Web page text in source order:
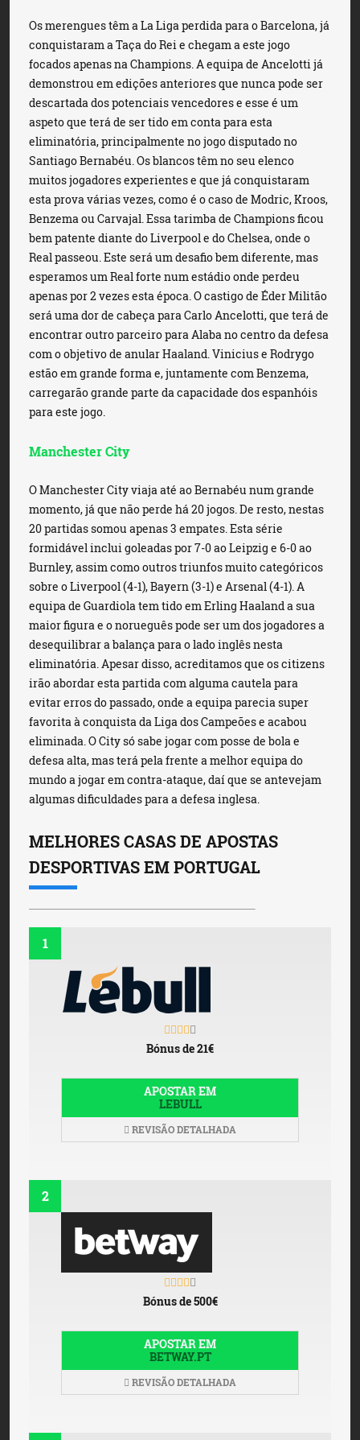
Os merengues têm a La Liga perdida para o Barcelona, já
conquistaram a Taça do Rei e chegam a este jogo
focados apenas na Champions. A equipa de Ancelotti já
demonstrou em edições anteriores que nunca pode ser
descartada dos potenciais vencedores e esse é um
aspeto que terá de ser tido em conta para esta
eliminatória, principalmente no jogo disputado no
Santiago Bernabéu. Os blancos têm no seu elenco
muitos jogadores experientes e que já conquistaram
esta prova várias vezes, como é o caso de Modric, Kroos,
Benzema ou Carvajal. Essa tarimba de Champions ficou
bem patente diante do Liverpool e do Chelsea, onde o
Real passeou. Este será um desafio bem diferente, mas
esperamos um Real forte num estádio onde perdeu
apenas por 2 vezes esta época. O castigo de Éder Militão
será uma dor de cabeça para Carlo Ancelotti, que terá de
encontrar outro parceiro para Alaba no centro da defesa
com o objetivo de anular Haaland. Vinicius e Rodrygo
estão em grande forma e, juntamente com Benzema,
carregarão grande parte da capacidade dos espanhóis
para este jogo.
Manchester City
O Manchester City viaja até ao Bernabéu num grande
momento, já que não perde há 20 jogos. De resto, nestas
20 partidas somou apenas 3 empates. Esta série
formidável inclui goleadas por 7-0 ao Leipzig e 6-0 ao
Burnley, assim como outros triunfos muito categóricos
sobre o Liverpool (4-1), Bayern (3-1) e Arsenal (4-1). A
equipa de Guardiola tem tido em Erling Haaland a sua
maior figura e o norueguês pode ser um dos jogadores a
desequilibrar a balança para o lado inglês nesta
eliminatória. Apesar disso, acreditamos que os citizens
irão abordar esta partida com alguma cautela para
evitar erros do passado, onde a equipa parecia super
favorita à conquista da Liga dos Campeões e acabou
eliminada. O City só sabe jogar com posse de bola e
defesa alta, mas terá pela frente a melhor equipa do
mundo a jogar em contra-ataque, daí que se antevejam
algumas dificuldades para a defesa inglesa.
MELHORES CASAS DE APOSTAS
DESPORTIVAS EM PORTUGAL
1
Bónus de 21€
APOSTAR EM
LEBULL
REVISÃO DETALHADA
2
Bónus de 500€
APOSTAR EM
BETWAY.PT
REVISÃO DETALHADA